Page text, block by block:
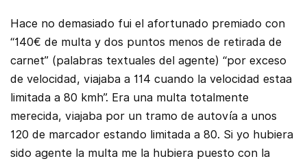
Hace no demasiado fui el afortunado premiado con
“140€ de multa y dos puntos menos de retirada de
carnet” (palabras textuales del agente) “por exceso
de velocidad, viajaba a 114 cuando la velocidad estaa
limitada a 80 kmh”. Era una multa totalmente
merecida, viajaba por un tramo de autovía a unos
120 de marcador estando limitada a 80. Si yo hubiera
sido agente la multa me la hubiera puesto con la